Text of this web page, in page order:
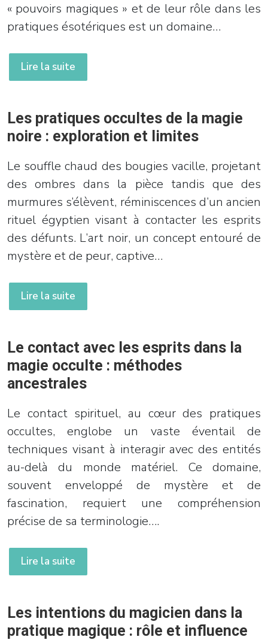
« pouvoirs magiques » et de leur rôle dans les
pratiques ésotériques est un domaine…
Lire la suite
Les pratiques occultes de la magie
noire : exploration et limites
Le souffle chaud des bougies vacille, projetant
des ombres dans la pièce tandis que des
murmures s’élèvent, réminiscences d’un ancien
rituel égyptien visant à contacter les esprits
des défunts. L’art noir, un concept entouré de
mystère et de peur, captive…
Lire la suite
Le contact avec les esprits dans la
magie occulte : méthodes
ancestrales
Le contact spirituel, au cœur des pratiques
occultes, englobe un vaste éventail de
techniques visant à interagir avec des entités
au-delà du monde matériel. Ce domaine,
souvent enveloppé de mystère et de
fascination, requiert une compréhension
précise de sa terminologie….
Lire la suite
Les intentions du magicien dans la
pratique magique : rôle et influence